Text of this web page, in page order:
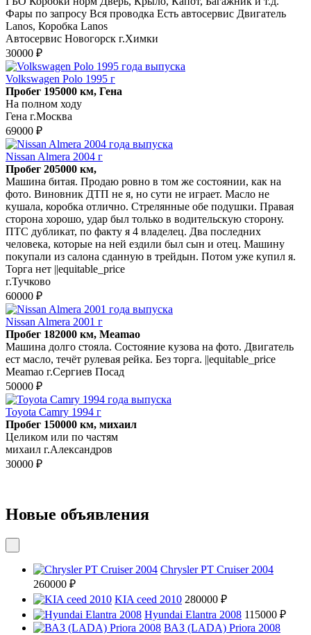
Фары по запросу Вся проводка Есть автосервис Двигатель
Lanos, Коробка Lanos
Автосервис Новогорск г.Химки
30000 ₽
Volkswagen Polo 1995 г
Пробег 195000 км, Гена
На полном ходу
Гена г.Москва
69000 ₽
Nissan Almera 2004 г
Пробег 205000 км,
Машина битая. Продаю ровно в том же состоянии, как на
фото. Виновник ДТП не я, но сути не играет. Масло не
кушала, коробка отлично. Стрелянные обе подушки. Правая
сторона хорошо, удар был только в водительскую сторону.
ПТС дубликат, по факту я 4 владелец. Два последних
человека, которые на ней ездили был сын и отец. Машину
покупали из салона сданную в трейдын. Потом уже купил я.
Торга нет ||equitable_price
г.Тучково
60000 ₽
Nissan Almera 2001 г
Пробег 182000 км, Meamao
Машина долго стояла. Состояние кузова на фото. Двигатель
ест масло, течёт рулевая рейка. Без торга. ||equitable_price
Meamao г.Сергиев Посад
50000 ₽
Toyota Camry 1994 г
Пробег 150000 км, михаил
Целиком или по частям
михаил г.Александров
30000 ₽
Новые объявления
Chrysler PT Cruiser 2004
260000 ₽
KIA ceed 2010 280000 ₽
Hyundai Elantra 2008 115000 ₽
ВАЗ (LADA) Priora 2008